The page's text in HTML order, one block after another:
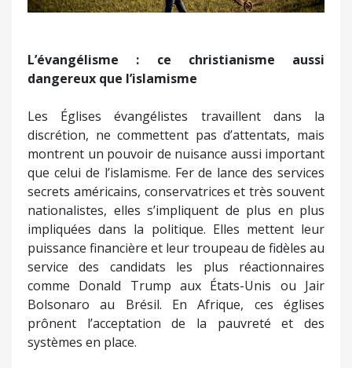
L’évangélisme : ce christianisme aussi
dangereux que l’islamisme
Les Églises évangélistes travaillent dans la
discrétion, ne commettent pas d’attentats, mais
montrent un pouvoir de nuisance aussi important
que celui de l’islamisme. Fer de lance des services
secrets américains, conservatrices et très souvent
nationalistes, elles s’impliquent de plus en plus
impliquées dans la politique. Elles mettent leur
puissance financière et leur troupeau de fidèles au
service des candidats les plus réactionnaires
comme Donald Trump aux États-Unis ou Jair
Bolsonaro au Brésil. En Afrique, ces églises
prônent l’acceptation de la pauvreté et des
systèmes en place.